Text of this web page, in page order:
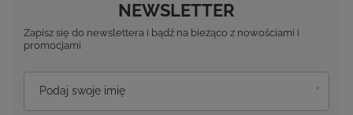
NEWSLETTER
Zapisz się do newslettera i bądź na bieżąco z nowościami i
promocjami
Podaj swoje imię